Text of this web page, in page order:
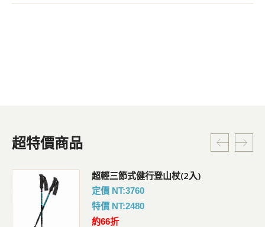
超特價商品
超輕三節式健行登山杖(2入)
定價 NT:3760
特價 NT:2480
約66折